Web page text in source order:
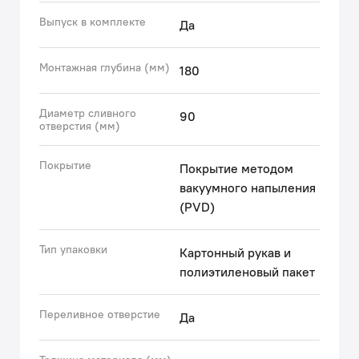
Гарантия на мойку IDDIS® – 10 лет, на выпуск,
крепления и сифон – 1 год.
Выпуск в комплекте Да
Монтажная глубина (мм) 180
Диаметр сливного
отверстия (мм)
90
Покрытие
Покрытие методом
вакуумного напыления
(PVD)
Тип упаковки
Картонный рукав и
полиэтиленовый пакет
Переливное отверстие Да